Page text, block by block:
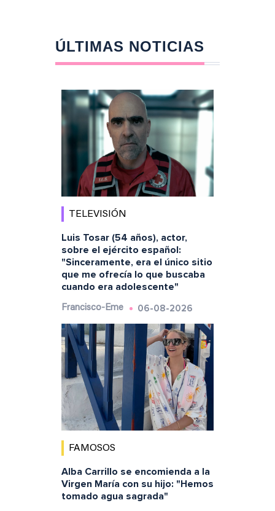
ÚLTIMAS NOTICIAS
TELEVISIÓN
Luis Tosar (54 años), actor,
sobre el ejército español:
"Sinceramente, era el único sitio
que me ofrecía lo que buscaba
cuando era adolescente"
Francisco-Eme 06-08-2026
FAMOSOS
Alba Carrillo se encomienda a la
Virgen María con su hijo: "Hemos
tomado agua sagrada"